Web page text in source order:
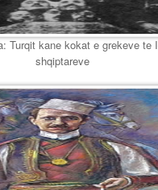
Turqit kane kokat e grekeve te
shqiptareve